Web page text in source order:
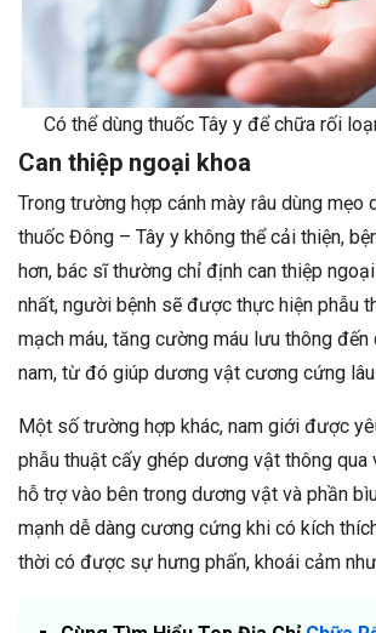
Có thể dùng thuốc Tây y để chữa rối
Can thiệp ngoại khoa
Trong trường hợp cánh mày râu dùng mẹo
thuốc Đông – Tây y không thể cải thiện,
hơn, bác sĩ thường chỉ định can thiệp
nhất, người bệnh sẽ được thực hiện phẫu
mạch máu, tăng cường máu lưu thông đến
nam, từ đó giúp dương vật cương cứng lâu
Một số trường hợp khác, nam giới được
phẫu thuật cấy ghép dương vật thông qua
hỗ trợ vào bên trong dương vật và phần
mạnh dễ dàng cương cứng khi có kích
thời có được sự hưng phấn, khoái cảm